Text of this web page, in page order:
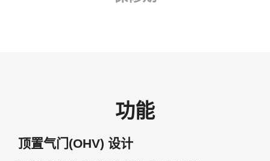
功能
顶置气门(OHV) 设计